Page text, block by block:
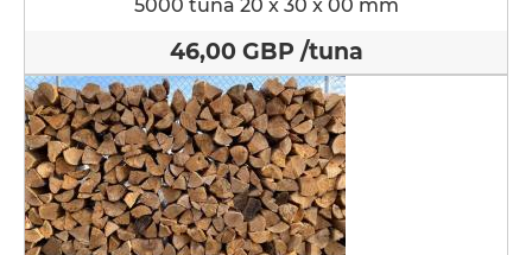
5000 tuna 20 x 30 x 00 mm
46,00 GBP /tuna